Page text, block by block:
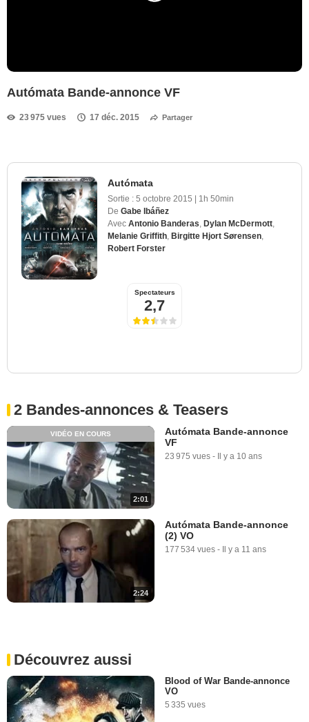
Autómata Bande-annonce VF
23 975 vues 17 déc. 2015 Partager
Autómata
Sortie : 5 octobre 2015 | 1h 50min
De Gabe Ibáñez
Avec Antonio Banderas Dylan McDermott
Melanie Griffith Birgitte Hjort Sørensen
Robert Forster
Spectateurs
2,7
2 Bandes-annonces & Teasers
2:01
VIDÉO EN COURS
Autómata Bande-annonce
VF
23 975 vues - Il y a 10 ans
2:24
Autómata Bande-annonce
(2) VO
177 534 vues - Il y a 11 ans
Découvrez aussi
Blood of War Bande-annonce
VO
5 335 vues